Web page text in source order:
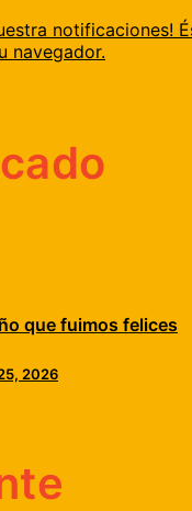
notificaciones!
navegador.
que fuimos felices
2026